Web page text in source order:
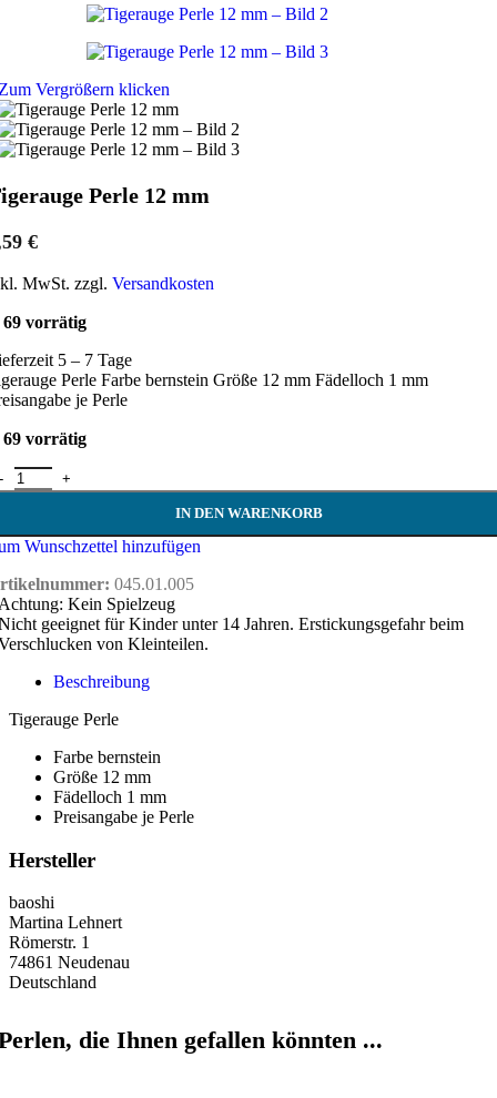
Vergrößern klicken
Perle 12 mm
€
MwSt. zzgl. Versandkosten
69 vorrätig
5 – 7 Tage
Perle Farbe bernstein Größe 12 mm Fädelloch 1 mm
je Perle
69 vorrätig
Perle 12 mm Menge
IN DEN WARENKORB
Wunschzettel hinzufügen
045.01.005
Kein Spielzeug
geeignet für Kinder unter 14 Jahren. Erstickungsgefahr beim
von Kleinteilen.
Beschreibung
Tigerauge Perle
Farbe bernstein
Größe 12 mm
Fädelloch 1 mm
Preisangabe je Perle
Hersteller
baoshi
Martina Lehnert
Römerstr. 1
74861 Neudenau
Deutschland
die Ihnen gefallen könnten ...